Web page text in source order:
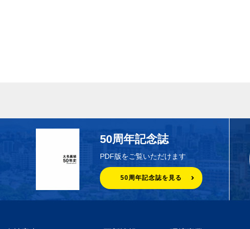
50周年記念誌
PDF版をご覧いただけます
50周年記念誌を見る